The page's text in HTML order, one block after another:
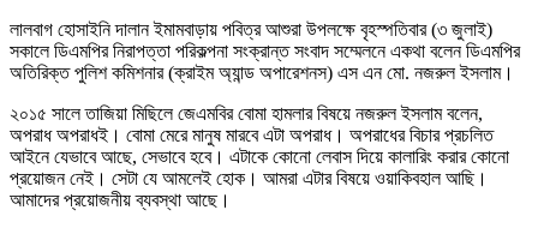
লালবাগ হোসাইনি দালান ইমামবাড়ায় পবিত্র আশুরা উপলক্ষে বৃহস্পতিবার (৩ জুলাই)
সকালে ডিএমপির নিরাপত্তা পরিকল্পনা সংক্রান্ত সংবাদ সম্মেলনে একথা বলেন ডিএমপির
অতিরিক্ত পুলিশ কমিশনার (ক্রাইম অ্যান্ড অপারেশনস) এস এন মো. নজরুল ইসলাম।
২০১৫ সালে তাজিয়া মিছিলে জেএমবির বোমা হামলার বিষয়ে নজরুল ইসলাম বলেন,
অপরাধ অপরাধই। বোমা মেরে মানুষ মারবে এটা অপরাধ। অপরাধের বিচার প্রচলিত
আইনে যেভাবে আছে, সেভাবে হবে। এটাকে কোনো লেবাস দিয়ে কালারিং করার কোনো
প্রয়োজন নেই। সেটা যে আমলেই হোক। আমরা এটার বিষয়ে ওয়াকিবহাল আছি।
আমাদের প্রয়োজনীয় ব্যবস্থা আছে।